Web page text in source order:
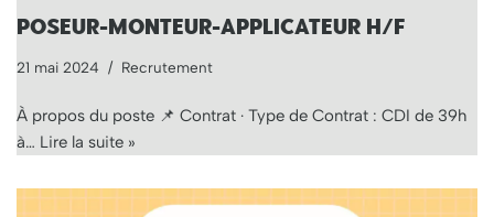
POSEUR-MONTEUR-APPLICATEUR H/F
21 mai 2024 Recrutement
À propos du poste 📌 Contrat · Type de Contrat : CDI de 39h
à… Lire la suite »